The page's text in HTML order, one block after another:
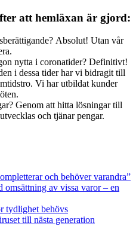
att hemläxan är gjord:
Absolut! Utan vår
nytta i coronatider? Definitivt!
i dessa tider har vi bidragit till
Vi har utbildat kunder
Genom att hitta lösningar till
och tjänar pengar.
och behöver varandra”
av vissa varor – en
tydlighet behövs
till nästa generation